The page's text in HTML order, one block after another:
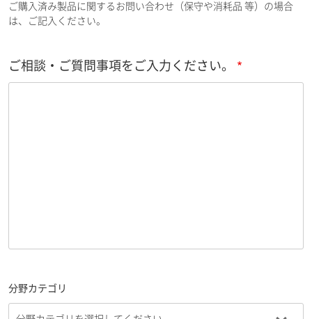
ご購入済み製品に関するお問い合わせ（保守や消耗品 等）の場合
は、ご記入ください。
ご相談・ご質問事項をご入力ください。
分野カテゴリ